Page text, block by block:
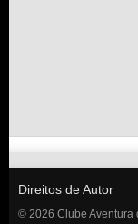
Direitos de Autor
© 2026 Clube Aventura